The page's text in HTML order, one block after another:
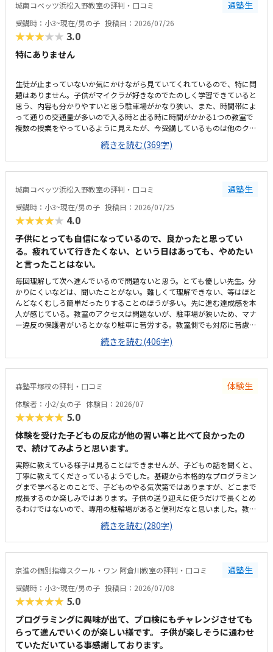
きるので、喜んで通っています。トイレが教室から見えない離れた場所に
あり、クラゼミやビル関係以外の方も(屋外からも自由に入れる)使えるの
で、ひとりでトイレに行かせるのがかなり心配です。学校と違って急かさ
れることなくじっくり考えながら学習できるのが嬉しいと言っています。
城南コベッツ浜松入野教室の評判・口コミ 通塾生
受講時：小3~現在/男の子 投稿日：2026/07/26
★★★★★ 3.0
特にありません
生徒が止まっていないか気にかけながら見ていてくれているので、特に問
題はありません。子供がマイクラが好きなのでたのしく学習できていると
思う、内容も分かりやすいと思う駐車場がかなり狭い、また、時間帯によ
って通りの交通量が多いので入る時と出る時に時間がかかる1つの教室で
複数の授業をやっているように見えたが、今受講しているものは他のクラ
スとかぶっていないので気にはしていないこのくらいの金額はかかるもの
だと思う、特に不満はないです。回数も週一回で特に不満は無いです。静
かな雰囲気で学習できるのはよい、先生も生徒がつまづいていないか気に
かけながらされているので問題ないです部屋が1つしかなく、他の授業と
かぶっていると声が聞こえて集中できないなどの心配がある程度です特に
ありません
続きを読む(369字)
城南コベッツ浜松入野教室の評判・口コミ 通塾生
受講時：小3~現在/男の子 投稿日：2026/07/25
★★★★★ 4.0
子供にとっても自信になっているので、良かったと思ってい
る。疲れていて行きたくない、という日はあっても、やめたい
と言ったことはない。
毎回理解して次へ進んでいるので問題ないと思う。とても優しい先生。分
かりにくいなどは、聞いたことがない。難しくて理解できない、等はほと
んどなくむしろ簡単だったりすることのほうが多い。先に進む達成感を本
人が感じている。教室のアクセスは問題ないが、駐車場が狭いため、マナ
ー違反の保護者がいるとかなり駐車に苦労する。教室側でも対応に苦慮し
ている。教室というより、保護者のマナー問題。個人塾として問題ない。
置いているおやつが駄菓子とかでなく、良いオヤツのため、子どもたちは
いつも嬉しそう。こういった些細なことも、テンションを維持できる一つ
になる。プログラミングについては、ロボットではないためロボット教室
等に比べると安いが、他とあまり比較していないため分からない。塾長が
ベテランでいらっしゃるので、保護者にとってもためになる話をしてくだ
さる。非常に頼りになり、細かく要望も対応してくれているので助かる。
特に思い当たらない。
続きを読む(406字)
森塾平塚校の評判・口コミ 体験生
体験者：小2/女の子 体験日：2026/07
★★★★★ 5.0
体験を受けた子どもの反応が他の習い事と比べて良かったの
で、続けてみようと思います。
実際に教えている様子は見ることはできませんが、子どもの話を聞くと、
丁寧に教えてくださっているようでした。基礎から本格的なプログラミン
グまで学べるとのことで、子どものやる気次第ではありますが、どこまで
成長するのか楽しみではあります。子供の送り迎えに使うだけで長くとめ
るわけではないので、専用の駐輪場があると便利だなと思いました。教室
は綺麗ですが、建物自体、廊下や階段などが煙草臭くて、他のテナントも
入っているので仕方がないのかも知れませんが、そこだけが気になりまし
た。１時間やってもらえて、1か月一万円前後なので、この内容なら高く
はなく、続けられると思いました。
続きを読む(280字)
京進の個別指導スクール・ワン 阿倉川教室の評判・口コミ 通塾生
受講時：小3~現在/男の子 投稿日：2026/07/08
★★★★★ 5.0
プログラミングに興味が出て、プロ検にもチャレンジさせても
らって進んでいくのが楽しい様です。 子供が楽しそうに通わせ
ていただいている事感謝しております。